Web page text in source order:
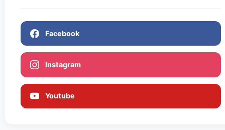
Facebook
Instagram
Youtube